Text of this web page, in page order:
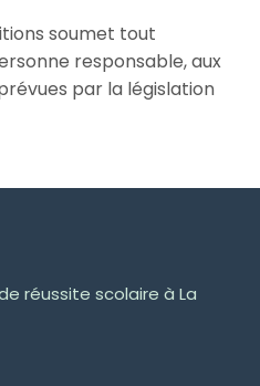
soumet tout
responsable, aux
par la législation
réussite scolaire à La